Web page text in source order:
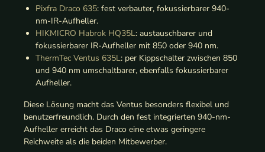
Pixfra Draco 635: fest verbauter, fokussierbarer 940-
nm-IR-Aufheller.
HIKMICRO Habrok HQ35L: austauschbarer und
fokussierbarer IR-Aufheller mit 850 oder 940 nm.
ThermTec Ventus 635L: per Kippschalter zwischen 850
und 940 nm umschaltbarer, ebenfalls fokussierbarer
Aufheller.
Diese Lösung macht das Ventus besonders flexibel und
benutzerfreundlich. Durch den fest integrierten 940-nm-
Aufheller erreicht das Draco eine etwas geringere
Reichweite als die beiden Mitbewerber.